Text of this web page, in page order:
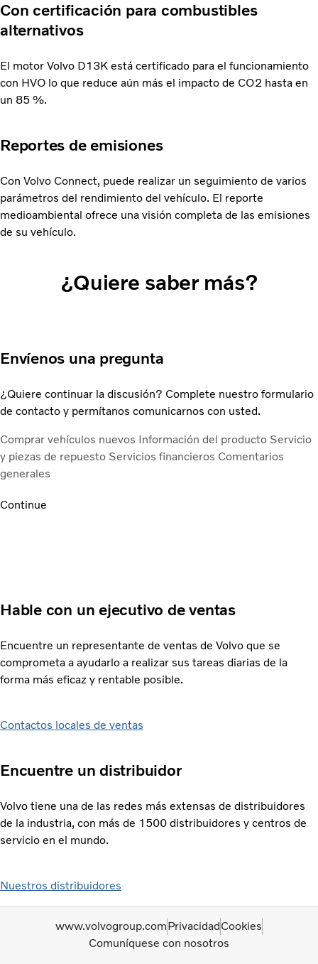
Con certificación para combustibles
alternativos
El motor Volvo D13K está certificado para el funcionamiento
con HVO lo que reduce aún más el impacto de CO2 hasta en
un 85 %.
Reportes de emisiones
Con Volvo Connect, puede realizar un seguimiento de varios
parámetros del rendimiento del vehículo. El reporte
medioambiental ofrece una visión completa de las emisiones
de su vehículo.
¿Quiere saber más?
Envíenos una pregunta
¿Quiere continuar la discusión? Complete nuestro formulario
de contacto y permítanos comunicarnos con usted.
Comprar vehículos nuevos Información del producto Servicio
y piezas de repuesto Servicios financieros Comentarios
generales
Continue
Hable con un ejecutivo de ventas
Encuentre un representante de ventas de Volvo que se
comprometa a ayudarlo a realizar sus tareas diarias de la
forma más eficaz y rentable posible.
Contactos locales de ventas
Encuentre un distribuidor
Volvo tiene una de las redes más extensas de distribuidores
de la industria, con más de 1500 distribuidores y centros de
servicio en el mundo.
Nuestros distribuidores
www.volvogroup.comPrivacidadCookies
Comuníquese con nosotros